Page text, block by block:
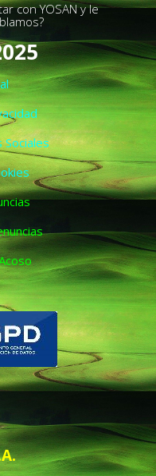
con YOSAN y le